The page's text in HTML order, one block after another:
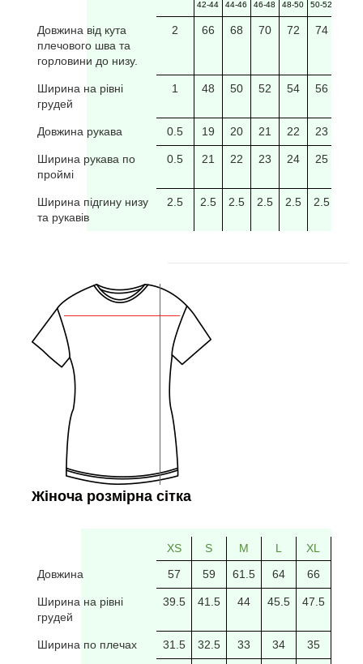
42-44 44-46 46-48 48-50 50-52
Довжина від кута
плечового шва та
горловини до низу.
2 66 68 70 72 74
Ширина на рівні
грудей
1 48 50 52 54 56
Довжина рукава 0.5 19 20 21 22 23
Ширина рукава по
проймі
0.5 21 22 23 24 25
Ширина підгину низу
та рукавів
2.5 2.5 2.5 2.5 2.5 2.5
Жіноча розмірна сітка
XS S M L XL
Довжина
57 59 61.5 64 66
Ширина на рівні
грудей
39.5 41.5 44 45.5 47.5
Ширина по плечах 31.5 32.5 33 34 35